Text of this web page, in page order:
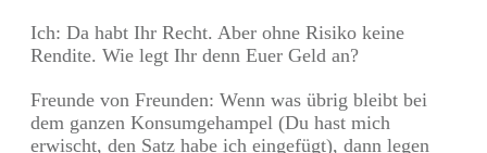
Ich: Da habt Ihr Recht. Aber ohne Risiko keine
Rendite. Wie legt Ihr denn Euer Geld an?
Freunde von Freunden: Wenn was übrig bleibt bei
dem ganzen Konsumgehampel (Du hast mich
erwischt, den Satz habe ich eingefügt), dann legen